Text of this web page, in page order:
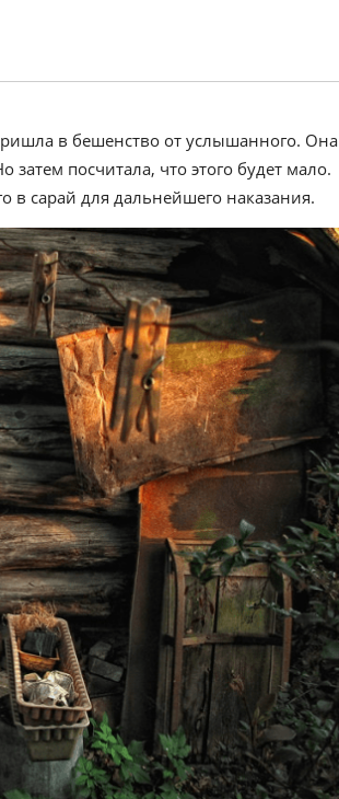
в бешенство от услышанного. Она
посчитала, что этого будет мало.
в сарай для дальнейшего наказания.